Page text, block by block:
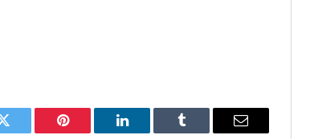
Twitter Pinterest LinkedIn Tumblr Email